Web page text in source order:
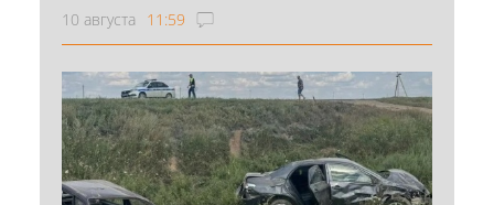
10 августа 11:59